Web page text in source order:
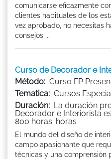
comunicarse eficazmente
clientes habituales de los
vez aprobado, no necesitas
consejos ...
Curso de Decorador e
Método: Curso FP
Tematica: Cursos
Duración: La duración
Decorador e Interiorista
800 horas. horas
El mundo del diseño de
campo apasionante que
técnicas y una comprensión